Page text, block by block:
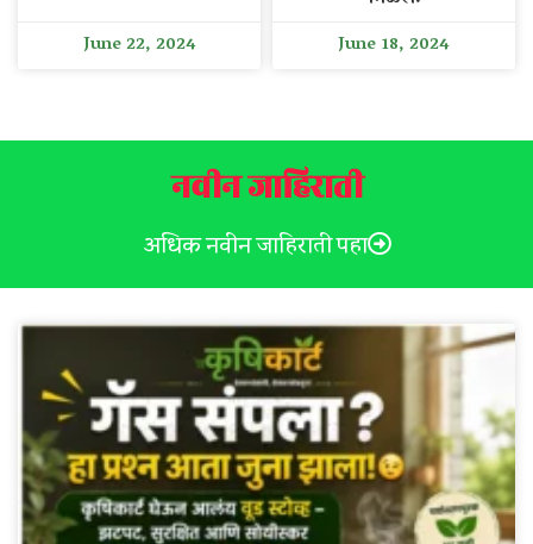
June 22, 2024 June 18, 2024
नवीन जाहिराती
अधिक नवीन जाहिराती पहा